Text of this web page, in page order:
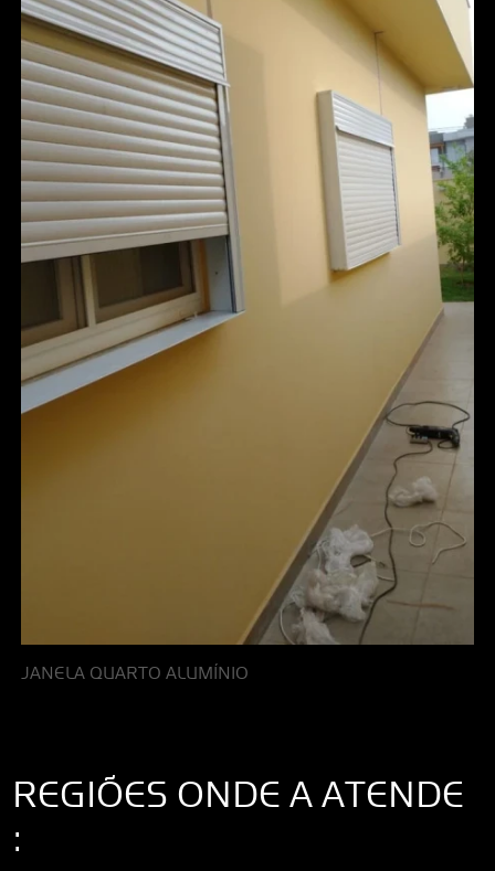
JANELA QUARTO ALUMÍNIO
REGIÕES ONDE A ATENDE
: